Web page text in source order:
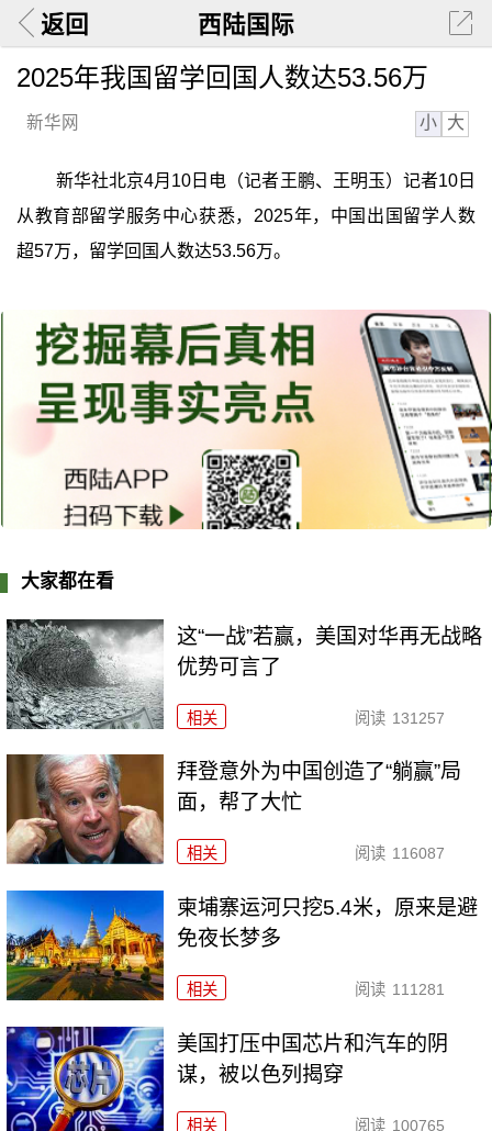
返回 西陆国际
2025年我国留学回国人数达53.56万
新华网 小 大
新华社北京4月10日电（记者王鹏、王明玉）记者10日
从教育部留学服务中心获悉，2025年，中国出国留学人数
超57万，留学回国人数达53.56万。
大家都在看
这“一战”若赢，美国对华再无战略
优势可言了
相关 阅读 131257
拜登意外为中国创造了“躺赢”局
面，帮了大忙
相关 阅读 116087
柬埔寨运河只挖5.4米，原来是避
免夜长梦多
相关 阅读 111281
美国打压中国芯片和汽车的阴
谋，被以色列揭穿
相关 阅读 100765